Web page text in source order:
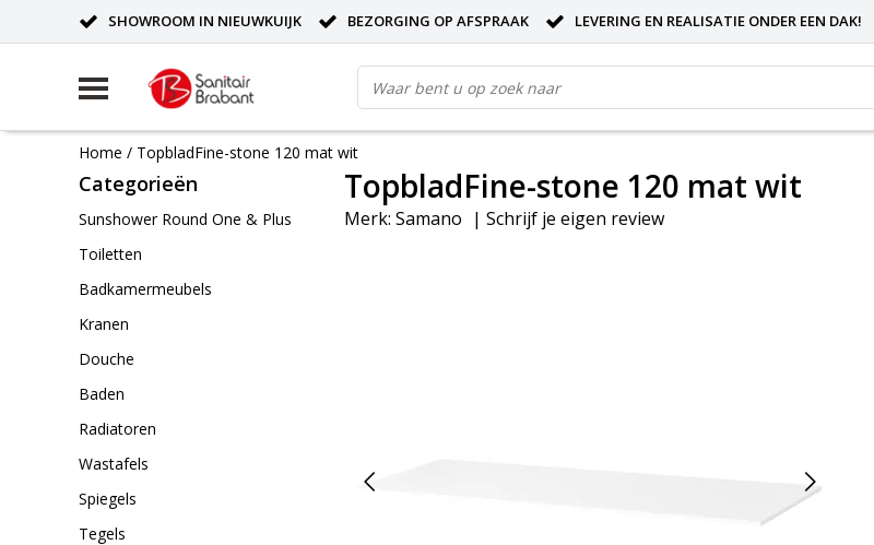
SHOWROOM IN NIEUWKUIJK BEZORGING OP AFSPRAAK LEVERING EN REALISATIE ONDER EEN DAK!
Home / TopbladFine-stone 120 mat wit
Categorieën
Sunshower Round One & Plus
Toiletten
Badkamermeubels
Kranen
Douche
Baden
Radiatoren
Wastafels
Spiegels
Tegels
TopbladFine-stone 120 mat wit
Merk: Samano | Schrijf je eigen review